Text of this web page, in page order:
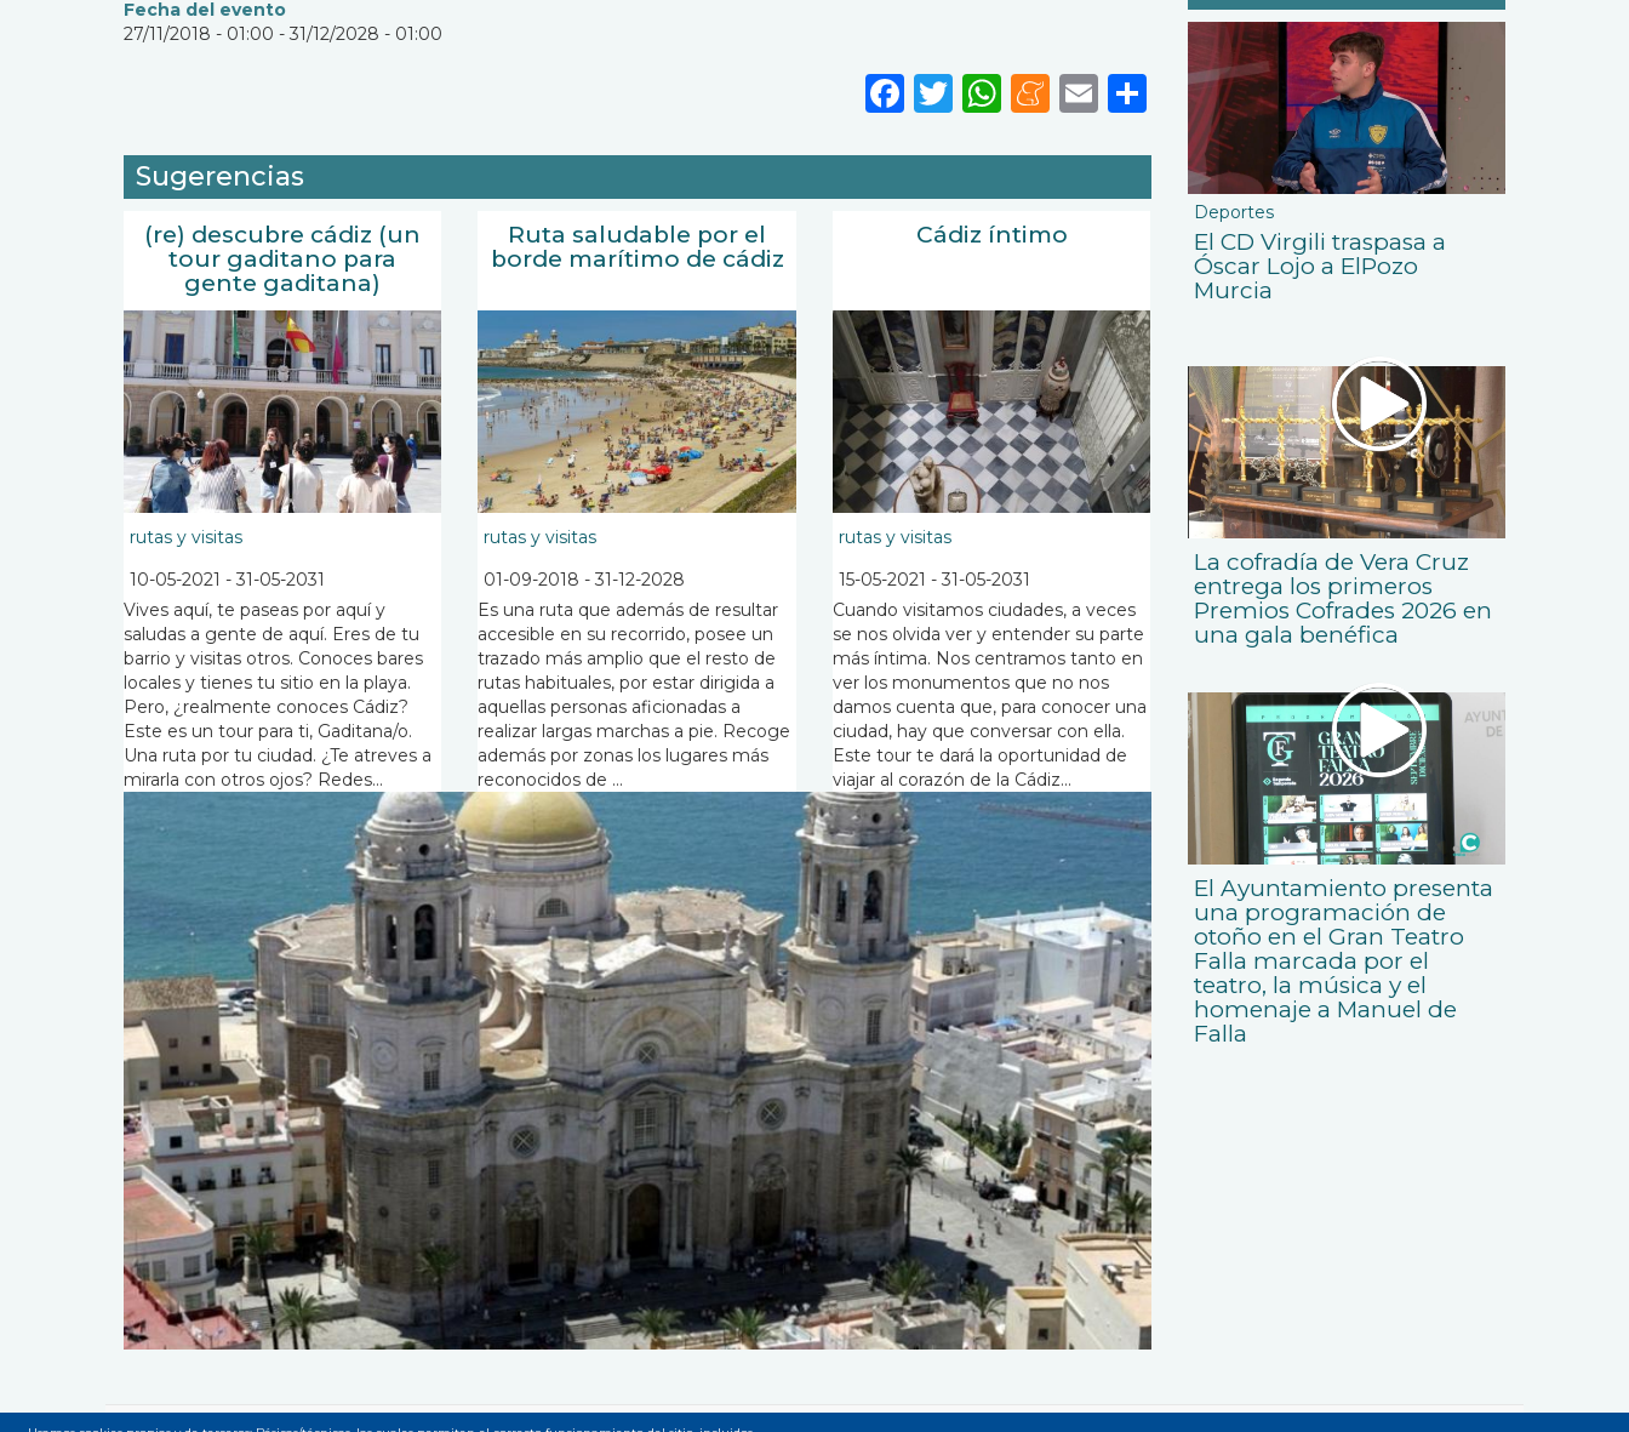
Fecha del evento
27/11/2018 - 01:00 - 31/12/2028 - 01:00
Facebook
Twitter
WhatsApp
Meneame
Email
Share
Sugerencias
(re) descubre cádiz (un
tour gaditano para
gente gaditana)
rutas y visitas
10-05-2021 - 31-05-2031
Vives aquí, te paseas por aquí y
saludas a gente de aquí. Eres de tu
barrio y visitas otros. Conoces bares
locales y tienes tu sitio en la playa.
Pero, ¿realmente conoces Cádiz?
Este es un tour para ti, Gaditana/o.
Una ruta por tu ciudad. ¿Te atreves a
mirarla con otros ojos? Redes...
Ruta saludable por el
borde marítimo de cádiz
rutas y visitas
01-09-2018 -31-12-2028
Es una ruta que además de resultar
accesible en su recorrido, posee un
trazado más amplio que el resto de
rutas habituales, por estar dirigida a
aquellas personas aficionadas a
realizar largas marchas a pie. Recoge
además por zonas los lugares más
reconocidos de ...
Cádiz íntimo
rutas y visitas
15-05-2021 - 31-05-2031
Cuando visitamos ciudades, a veces
se nos olvida ver y entender su parte
más íntima. Nos centramos tanto en
ver los monumentos que no nos
damos cuenta que, para conocer una
ciudad, hay que conversar con ella.
Este tour te dará la oportunidad de
viajar al corazón de la Cádiz...
Deportes
El CD Virgili traspasa a
Óscar Lojo a ElPozo
Murcia
La cofradía de Vera Cruz
entrega los primeros
Premios Cofrades 2026 en
una gala benéfica
El Ayuntamiento presenta
una programación de
otoño en el Gran Teatro
Falla marcada por el
teatro, la música y el
homenaje a Manuel de
Falla